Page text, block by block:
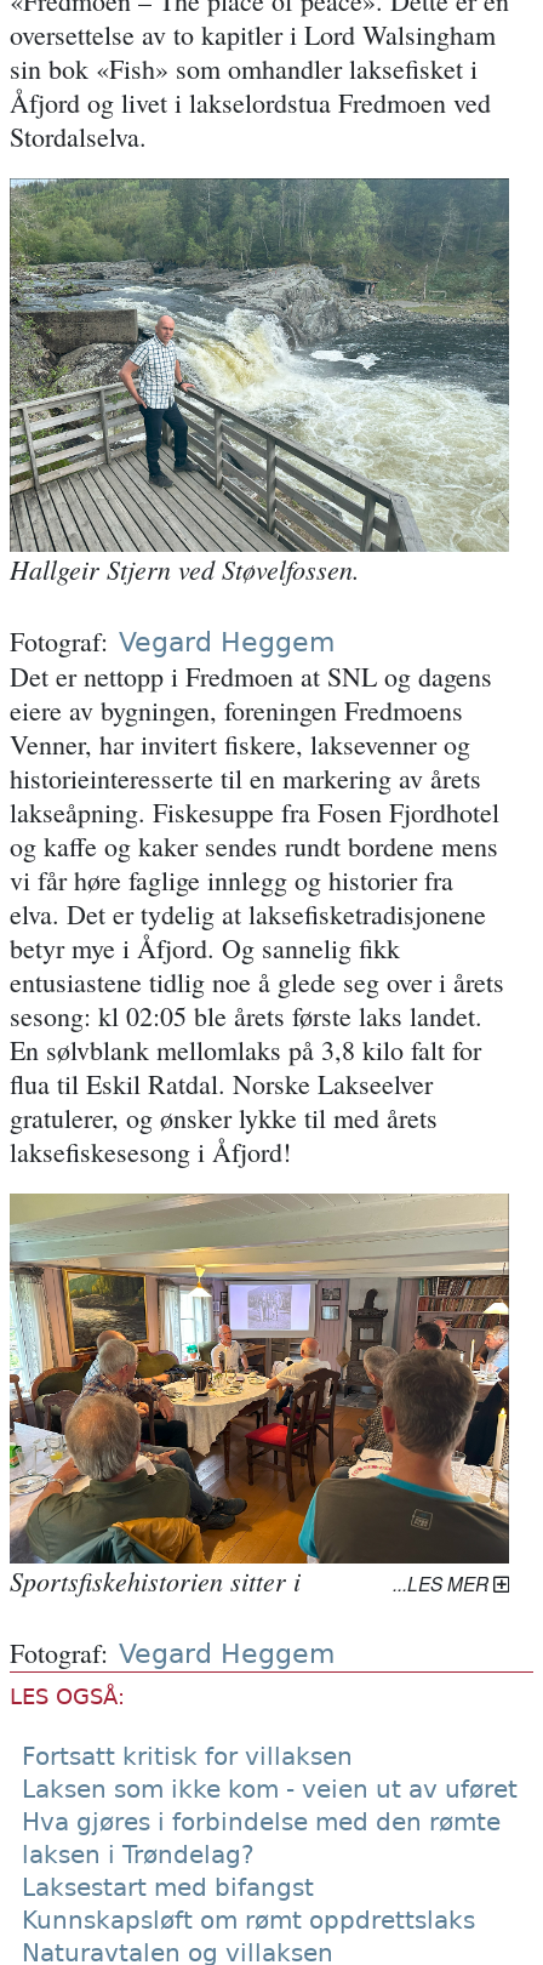
oversettelse av to kapitler i Lord Walsingham
sin bok «Fish» som omhandler laksefisket i
Åfjord og livet i lakselordstua Fredmoen ved
Stordalselva.
Hallgeir Stjern ved Støvelfossen.
Fotograf Vegard Heggem
Det er nettopp i Fredmoen at SNL og dagens
eiere av bygningen, foreningen Fredmoens
Venner, har invitert fiskere, laksevenner og
historieinteresserte til en markering av årets
lakseåpning. Fiskesuppe fra Fosen Fjordhotel
og kaffe og kaker sendes rundt bordene mens
vi får høre faglige innlegg og historier fra
elva. Det er tydelig at laksefisketradisjonene
betyr mye i Åfjord. Og sannelig fikk
entusiastene tidlig noe å glede seg over i årets
sesong: kl 02:05 ble årets første laks landet.
En sølvblank mellomlaks på 3,8 kilo falt for
flua til Eskil Ratdal. Norske Lakseelver
gratulerer, og ønsker lykke til med årets
laksefiskesesong i Åfjord!
Sportsfiskehistorien sitter i
forvaltes på strålende vis av
Fredmoens Venner.
LES MER
Fotograf Vegard Heggem
LES OGSÅ:
Fortsatt kritisk for villaksen
Laksen som ikke kom - veien ut av uføret
Hva gjøres i forbindelse med den rømte
laksen i Trøndelag?
Laksestart med bifangst
Kunnskapsløft om rømt oppdrettslaks
Naturavtalen og villaksen